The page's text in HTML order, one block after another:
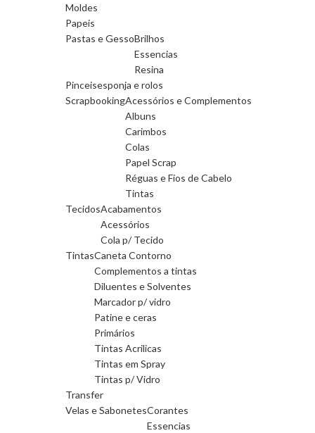
Moldes
Papeis
Pastas e GessoBrilhos
Essencias
Resina
Pinceisesponja e rolos
ScrapbookingAcessórios e Complementos
Albuns
Carimbos
Colas
Papel Scrap
Réguas e Fios de Cabelo
Tintas
TecidosAcabamentos
Acessórios
Cola p/ Tecido
TintasCaneta Contorno
Complementos a tintas
Diluentes e Solventes
Marcador p/ vidro
Patine e ceras
Primários
Tintas Acrilicas
Tintas em Spray
Tintas p/ Vidro
Transfer
Velas e SabonetesCorantes
Essencias